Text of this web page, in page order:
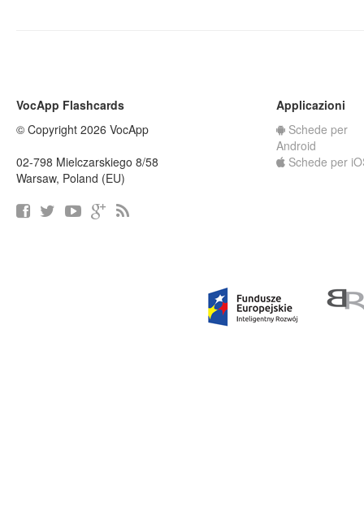
VocApp Flashcards
© Copyright 2026 VocApp
02-798 Mielczarskiego 8/58
Warsaw, Poland (EU)
Applicazioni
Schede per
Android
Schede per